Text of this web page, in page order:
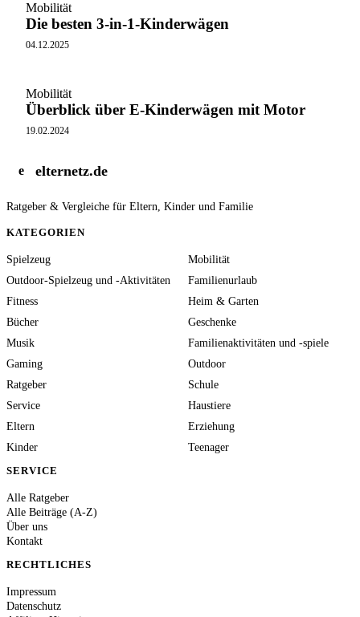
Mobilität
Die besten 3-in-1-Kinderwägen
04.12.2025
Mobilität
Überblick über E-Kinderwägen mit Motor
19.02.2024
e elternetz.de
Ratgeber & Vergleiche für Eltern, Kinder und Familie
KATEGORIEN
Spielzeug
Mobilität
Outdoor-Spielzeug und -Aktivitäten
Familienurlaub
Fitness
Heim & Garten
Bücher
Geschenke
Musik
Familienaktivitäten und -spiele
Gaming
Outdoor
Ratgeber
Schule
Service
Haustiere
Eltern
Erziehung
Kinder
Teenager
SERVICE
Alle Ratgeber
Alle Beiträge (A-Z)
Über uns
Kontakt
RECHTLICHES
Impressum
Datenschutz